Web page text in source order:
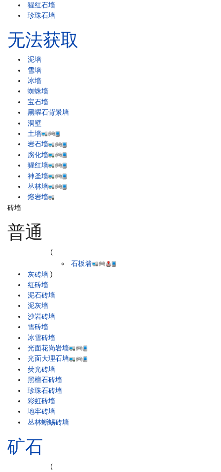
猩红石墙
珍珠石墙
无法获取
泥墙
雪墙
冰墙
蜘蛛墙
宝石墙
黑曜石背景墙
洞壁
土墙
岩石墙
腐化墙
猩红墙
神圣墙
丛林墙
熔岩墙
砖墙
普通
灰砖墙
(
石板墙
)
红砖墙
泥石砖墙
泥灰墙
沙岩砖墙
雪砖墙
冰雪砖墙
光面花岗岩墙
光面大理石墙
荧光砖墙
黑檀石砖墙
珍珠石砖墙
彩虹砖墙
地牢砖墙
丛林蜥蜴砖墙
矿石
(